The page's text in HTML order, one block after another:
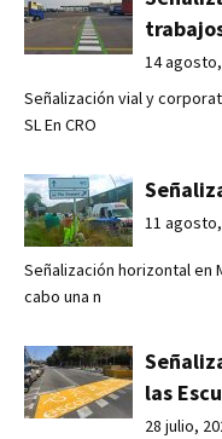
14
Señalización vial y
SL En CRO
11
Señalización horizontal en
cabo una n
las
28 julio,